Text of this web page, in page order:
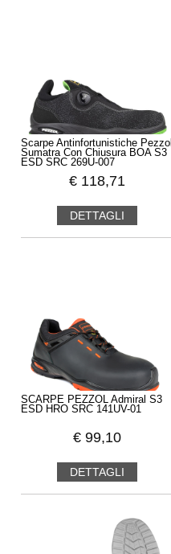
Scarpe Antinfortunistiche Pezzol
Sumatra Con Chiusura BOA S3
ESD SRC 269U-007
€ 118,71
DETTAGLI
SCARPE PEZZOL Admiral S3
ESD HRO SRC 141UV-01
€ 99,10
DETTAGLI